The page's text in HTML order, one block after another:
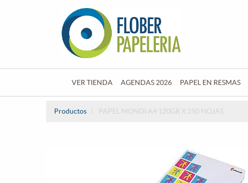
VER TIENDA AGENDAS 2026 PAPEL EN RESMAS
Productos PAPEL MONDI A4 120GR X 250 HOJAS